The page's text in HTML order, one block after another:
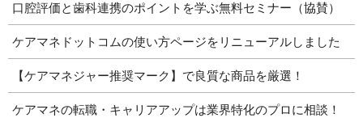
口腔評価と歯科連携のポイントを学ぶ無料セミナー（協賛）
ケアマネドットコムの使い方ページをリニューアルしました
【ケアマネジャー推奨マーク】で良質な商品を厳選！
ケアマネの転職・キャリアアップは業界特化のプロに相談！